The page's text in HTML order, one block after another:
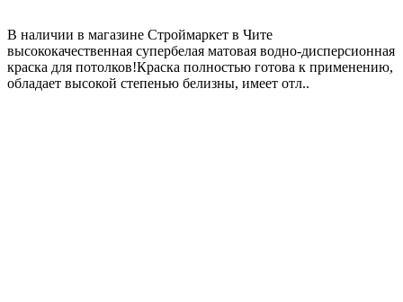
В наличии в магазине Строймаркет в Чите
высококачественная супербелая матовая водно-дисперсионная
краска для потолков!Краска полностью готова к применению,
обладает высокой степенью белизны, имеет отл..